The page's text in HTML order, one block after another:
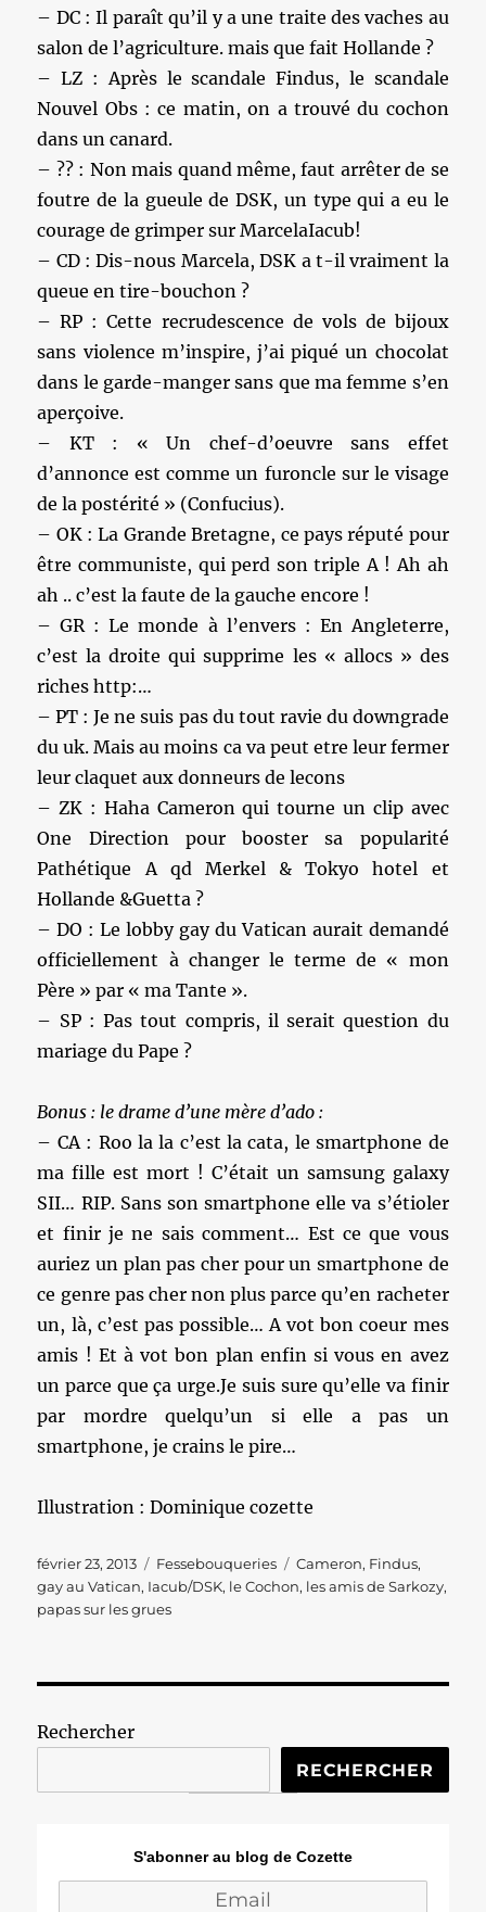
– DC : Il paraît qu’il y a une traite des vaches au
salon de l’agriculture. mais que fait Hollande ?
– LZ : Après le scandale Findus, le scandale
Nouvel Obs : ce matin, on a trouvé du cochon
dans un canard.
– ?? : Non mais quand même, faut arrêter de se
foutre de la gueule de DSK, un type qui a eu le
courage de grimper sur MarcelaIacub!
– CD : Dis-nous Marcela, DSK a t-il vraiment la
queue en tire-bouchon ?
– RP : Cette recrudescence de vols de bijoux
sans violence m’inspire, j’ai piqué un chocolat
dans le garde-manger sans que ma femme s’en
aperçoive.
– KT : « Un chef-d’oeuvre sans effet
d’annonce est comme un furoncle sur le visage
de la postérité » (Confucius).
– OK : La Grande Bretagne, ce pays réputé pour
être communiste, qui perd son triple A ! Ah ah
ah .. c’est la faute de la gauche encore !
– GR : Le monde à l’envers : En Angleterre,
c’est la droite qui supprime les « allocs » des
riches http:…
– PT : Je ne suis pas du tout ravie du downgrade
du uk. Mais au moins ca va peut etre leur fermer
leur claquet aux donneurs de lecons
– ZK : Haha Cameron qui tourne un clip avec
One Direction pour booster sa popularité
Pathétique A qd Merkel & Tokyo hotel et
Hollande &Guetta ?
– DO : Le lobby gay du Vatican aurait demandé
officiellement à changer le terme de « mon
Père » par « ma Tante ».
– SP : Pas tout compris, il serait question du
mariage du Pape ?
Bonus : le drame d’une mère d’ado :
– CA : Roo la la c’est la cata, le smartphone de
ma fille est mort ! C’était un samsung galaxy
SII… RIP. Sans son smartphone elle va s’étioler
et finir je ne sais comment… Est ce que vous
auriez un plan pas cher pour un smartphone de
ce genre pas cher non plus parce qu’en racheter
un, là, c’est pas possible… A vot bon coeur mes
amis ! Et à vot bon plan enfin si vous en avez
un parce que ça urge.Je suis sure qu’elle va finir
par mordre quelqu’un si elle a pas un
smartphone, je crains le pire…
Illustration : Dominique cozette
Publié
le
février 23, 2013 Catégories
Fessebouqueries Étiquettes
Cameron, Findus,
gay au Vatican, Iacub/DSK, le Cochon, les amis de Sarkozy,
papas sur les grues
Rechercher
RECHERCHER
S'abonner au blog de Cozette